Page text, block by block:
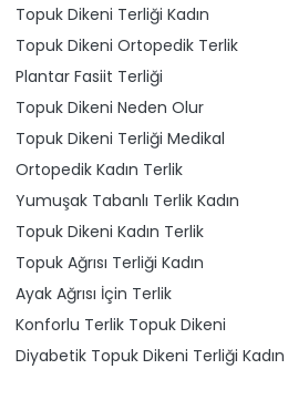
Topuk Dikeni Terliği Kadın
Topuk Dikeni Ortopedik Terlik
Plantar Fasiit Terliği
Topuk Dikeni Neden Olur
Topuk Dikeni Terliği Medikal
Ortopedik Kadın Terlik
Yumuşak Tabanlı Terlik Kadın
Topuk Dikeni Kadın Terlik
Topuk Ağrısı Terliği Kadın
Ayak Ağrısı İçin Terlik
Konforlu Terlik Topuk Dikeni
Diyabetik Topuk Dikeni Terliği Kadın